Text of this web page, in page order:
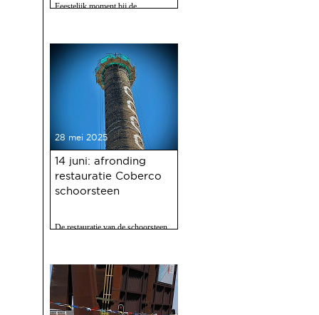
Feestelijk moment bij de
28 mei 2025
14 juni: afronding
restauratie Coberco
schoorsteen
De restauratie van de schoorsteen